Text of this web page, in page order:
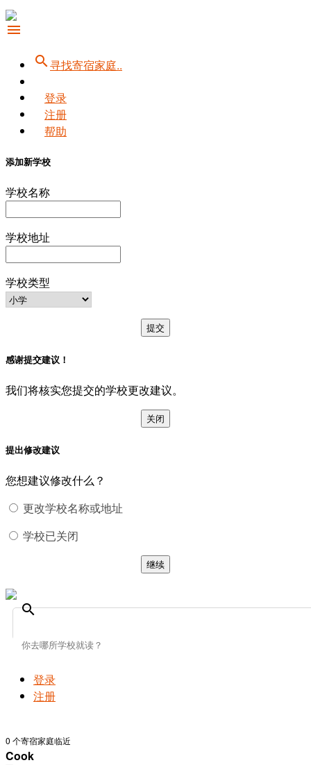
menu
search寻找寄宿家庭..
登录
注册
帮助
添加新学校
学校名称
学校地址
学校类型
提交
感谢提交建议！
我们将核实您提交的学校更改建议。
关闭
提出修改建议
您想建议修改什么？
更改学校名称或地址
学校已关闭
继续
search
登录
注册
0 个寄宿家庭临近
Cook